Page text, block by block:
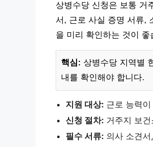
상병수당 신청은 보통 거
서, 근로 사실 증명 서류,
을 미리 확인하는 것이 좋
핵심: 상병수당 지역별
내를 확인해야 합니다.
지원 대상: 근로 능력
신청 절차: 거주지 보
필수 서류: 의사 소견